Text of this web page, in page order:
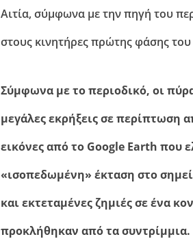
Αιτία, σύμφωνα με την πηγή του
στους κινητήρες πρώτης φάσης
Σύμφωνα με το περιοδικό, οι
μεγάλες εκρήξεις σε περίπτωση
εικόνες από το Google Earth που
«ισοπεδωμένη» έκταση στο
και εκτεταμένες ζημιές σε ένα
προκλήθηκαν από τα συντρίμμια.